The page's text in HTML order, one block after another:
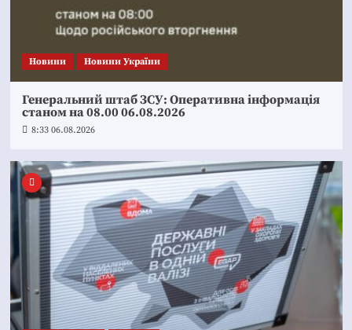
Новини Новини України
Генеральний штаб ЗСУ: Оперативна інформація
станом на 08.00 06.08.2026
8:33 06.08.2026